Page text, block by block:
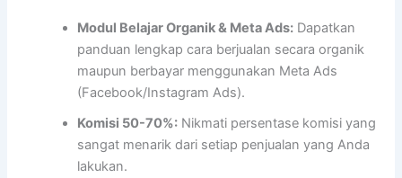
Modul Belajar Organik & Meta Ads: Dapatkan
panduan lengkap cara berjualan secara organik
maupun berbayar menggunakan Meta Ads
(Facebook/Instagram Ads).
Komisi 50-70%: Nikmati persentase komisi yang
sangat menarik dari setiap penjualan yang Anda
lakukan.